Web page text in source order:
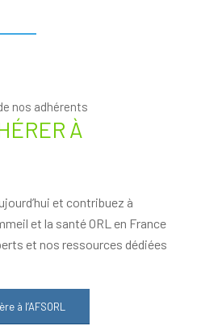
nos adhérents
À
et contribuez à
et la santé ORL en France
et nos ressources dédiées
à l’AFSORL